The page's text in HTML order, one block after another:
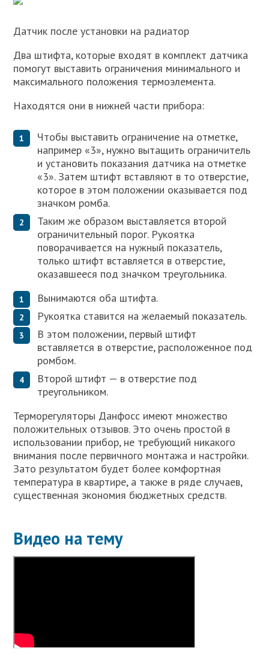
Датчик после установки на радиатор
Два штифта, которые входят в комплект датчика
помогут выставить ограничения минимального и
максимального положения термоэлемента.
Находятся они в нижней части прибора:
Чтобы выставить ограничение на отметке,
например «3», нужно вытащить ограничитель
и установить показания датчика на отметке
«3». Затем штифт вставляют в то отверстие,
которое в этом положении оказывается под
значком ромба.
Таким же образом выставляется второй
ограничительный порог. Рукоятка
поворачивается на нужный показатель,
только штифт вставляется в отверстие,
оказавшееся под значком треугольника.
Вынимаются оба штифта.
Рукоятка ставится на желаемый показатель.
В этом положении, первый штифт
вставляется в отверстие, расположенное под
ромбом.
Второй штифт — в отверстие под
треугольником.
Терморегуляторы Данфосс имеют множество
положительных отзывов. Это очень простой в
использовании прибор, не требующий никакого
внимания после первичного монтажа и настройки.
Зато результатом будет более комфортная
температура в квартире, а также в ряде случаев,
существенная экономия бюджетных средств.
Видео на тему